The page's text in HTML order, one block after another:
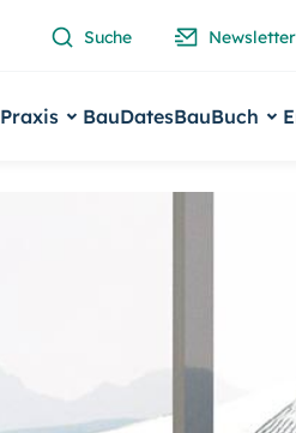
Suche Newsletter
Praxis BauDatesBauBuch